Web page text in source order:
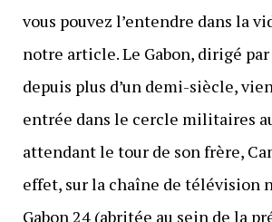
vous pouvez l’entendre dans la
notre article. Le Gabon, dirigé
depuis plus d’un demi-siècle,
entrée dans le cercle militaires
attendant le tour de son frère,
effet, sur la chaîne de télévision
Gabon 24 (abritée au sein de la